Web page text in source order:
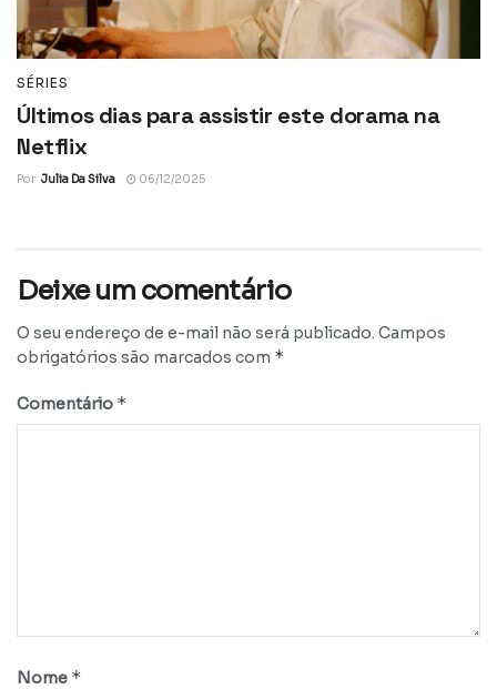
SÉRIES
Últimos dias para assistir este dorama na
Netflix
Por Julia Da Silva 06/12/2025
Deixe um comentário
O seu endereço de e-mail não será publicado. Campos
obrigatórios são marcados com *
Comentário *
Nome *